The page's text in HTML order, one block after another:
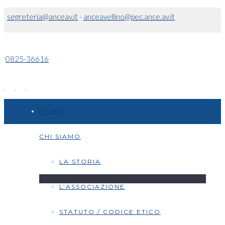
segreteria@anceav.it- anceavellino@pec.ance.av.it
0825-36616
CHI SIAMO
LA STORIA
L’ASSOCIAZIONE
STATUTO / CODICE ETICO